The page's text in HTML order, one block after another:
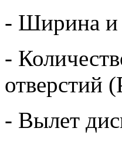
- Ширина и
-
отверстий
- Вылет